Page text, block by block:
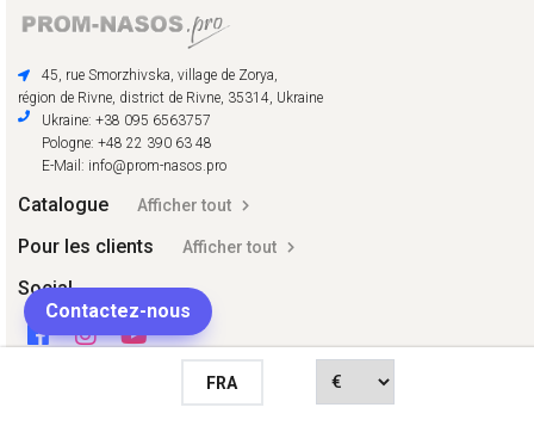
FRA
45, rue Smorzhivska, village de Zorya,
région de Rivne, district de Rivne, 35314, Ukraine
Ukraine: +38 095 6563757
Pologne: +48 22 390 63 48
E-Mail: info@prom-nasos.pro
Catalogue Afficher tout
Pour les clients Afficher tout
Social
Contactez-nous